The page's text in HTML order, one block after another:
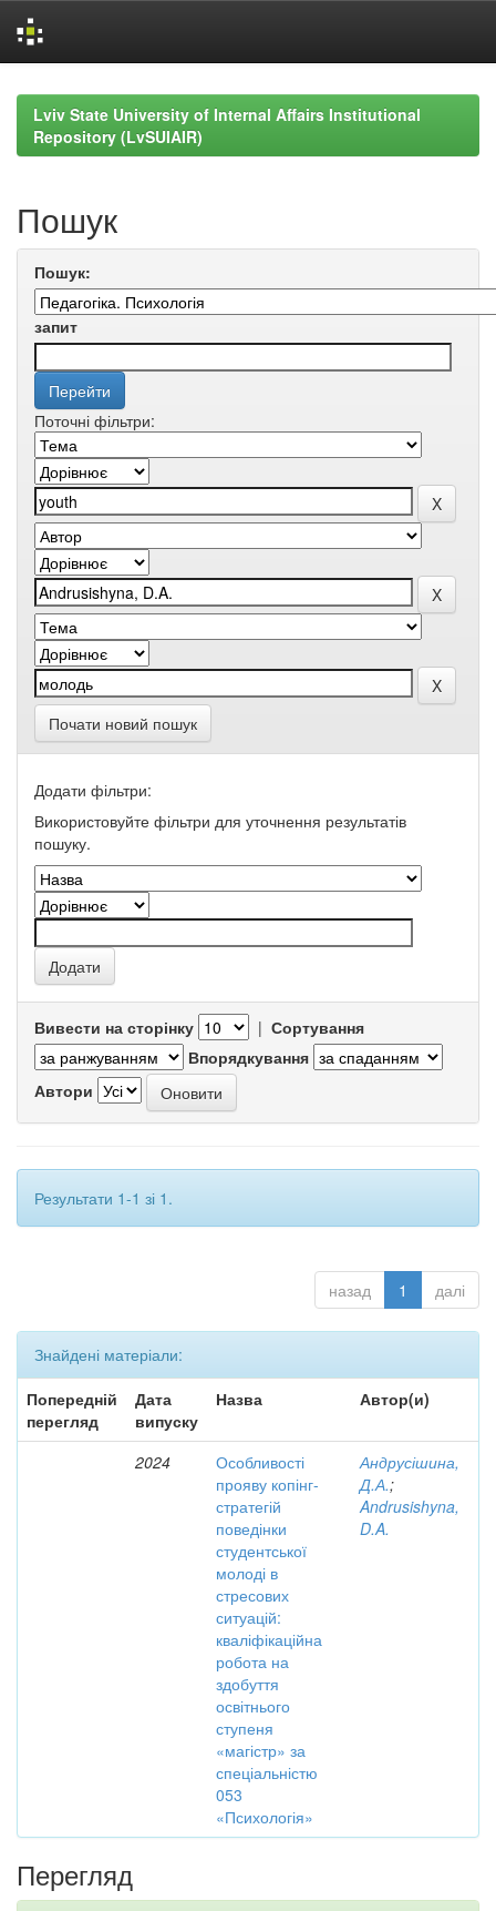
navigationLviv State University of Internal Affairs Institutional
Repository (LvSUIAIR)
Пошук
Пошук:
запит
Поточні фільтри:
Почати новий пошук
Додати фільтри:
Використовуйте фільтри для уточнення результатів
пошуку.
Вивести на сторінку | Сортування
Впорядкування
Автори
Результати 1-1 зі 1.
назад 1 далі
Знайдені матеріали:
Попередній
перегляд
Дата
випуску
Назва Автор(и)
2024
Особливості
прояву копінг-
стратегій
поведінки
студентської
молоді в
стресових
ситуацій:
кваліфікаційна
робота на
здобуття
освітнього
ступеня
«магістр» за
спеціальністю
053
«Психологія»
Андрусішина,
Д.А.;
Andrusishyna,
D.A.
Перегляд